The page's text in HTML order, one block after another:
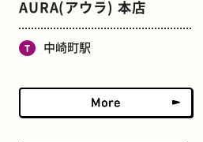
AURA(アウラ) 本店
中崎町駅